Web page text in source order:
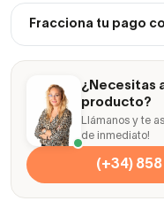
Fracciona tu pago
¿Necesitas
producto?
Llámanos y te
de inmediato!
(+34)